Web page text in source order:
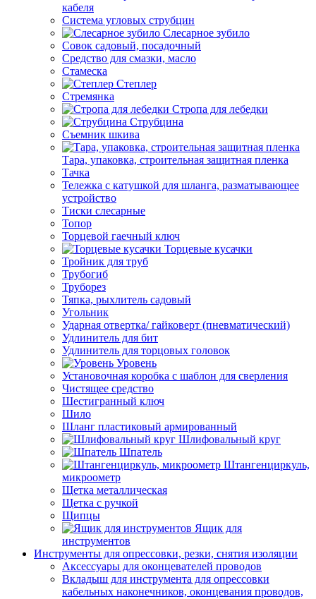
кабеля
Система угловых струбцин
Слесарное зубило
Совок садовый, посадочный
Средство для смазки, масло
Стамеска
Степлер
Стремянка
Стропа для лебедки
Струбцина
Съемник шкива
Тара, упаковка, строительная защитная пленка
Тачка
Тележка с катушкой для шланга, разматывающее
устройство
Тиски слесарные
Топор
Торцевой гаечный ключ
Торцевые кусачки
Тройник для труб
Трубогиб
Труборез
Тяпка, рыхлитель садовый
Угольник
Ударная отвертка/ гайковерт (пневматический)
Удлинитель для бит
Удлинитель для торцовых головок
Уровень
Установочная коробка с шаблон для сверления
Чистящее средство
Шестигранный ключ
Шило
Шланг пластиковый армированный
Шлифовальный круг
Шпатель
Штангенциркуль,
микроометр
Щетка металлическая
Щетка с ручкой
Щипцы
Ящик для
инструментов
Инструменты для опрессовки, резки, снятия изоляции
Аксессуары для оконцевателей проводов
Вкладыш для инструмента для опрессовки
кабельных наконечников, оконцевания проводов,